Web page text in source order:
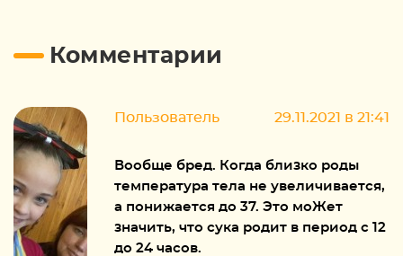
Комментарии
Пользователь 29.11.2021 в 21:41
Вообще бред. Когда близко роды
температура тела не увеличивается,
а понижается до 37. Это моЖет
значить, что сука родит в период с 12
до 24 часов.